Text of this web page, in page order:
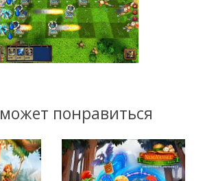
понравиться